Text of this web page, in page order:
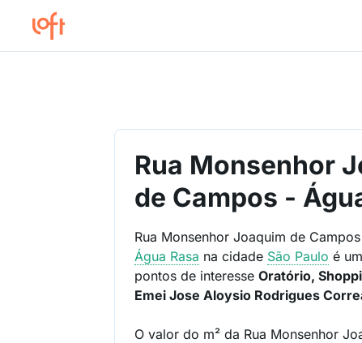
Rua Monsenhor
de Campos -
Rua Monsenhor Joaquim de
Água Rasa na cidade São Paulo é
pontos de interesseOratório,
Emei Jose Aloysio Rodrigues
O valor do m² da Rua Monsenhor